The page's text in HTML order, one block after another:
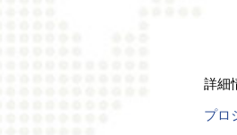
詳細
プロ